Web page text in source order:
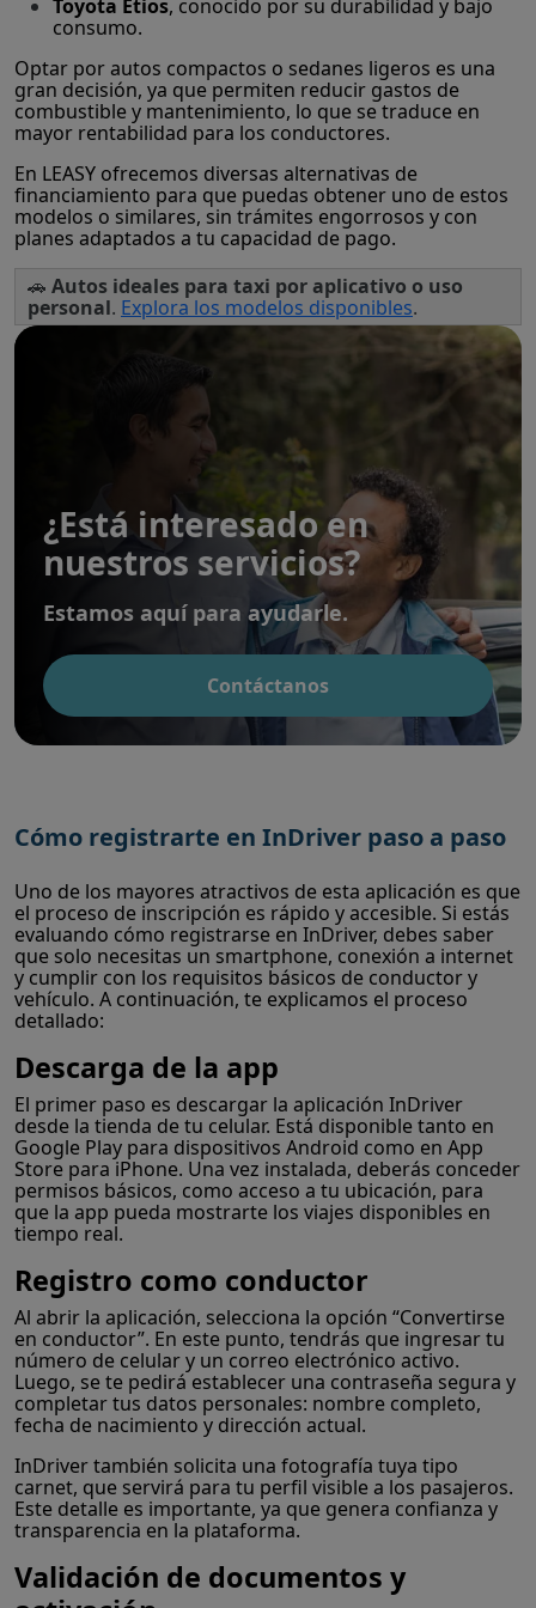
Toyota Etios, conocido por su durabilidad y bajo
consumo.
Optar por autos compactos o sedanes ligeros es una
gran decisión, ya que permiten reducir gastos de
combustible y mantenimiento, lo que se traduce en
mayor rentabilidad para los conductores.
En LEASY ofrecemos diversas alternativas de
financiamiento para que puedas obtener uno de estos
modelos o similares, sin trámites engorrosos y con
planes adaptados a tu capacidad de pago.
🚗 Autos ideales para taxi por aplicativo o uso
personal. Explora los modelos disponibles.
¿Está interesado en
nuestros servicios?
Estamos aquí para ayudarle.
Contáctanos
Cómo registrarte en InDriver paso a paso
Uno de los mayores atractivos de esta aplicación es que
el proceso de inscripción es rápido y accesible. Si estás
evaluando cómo registrarse en InDriver, debes saber
que solo necesitas un smartphone, conexión a internet
y cumplir con los requisitos básicos de conductor y
vehículo. A continuación, te explicamos el proceso
detallado:
Descarga de la app
El primer paso es descargar la aplicación InDriver
desde la tienda de tu celular. Está disponible tanto en
Google Play para dispositivos Android como en App
Store para iPhone. Una vez instalada, deberás conceder
permisos básicos, como acceso a tu ubicación, para
que la app pueda mostrarte los viajes disponibles en
tiempo real.
Registro como conductor
Al abrir la aplicación, selecciona la opción “Convertirse
en conductor”. En este punto, tendrás que ingresar tu
número de celular y un correo electrónico activo.
Luego, se te pedirá establecer una contraseña segura y
completar tus datos personales: nombre completo,
fecha de nacimiento y dirección actual.
InDriver también solicita una fotografía tuya tipo
carnet, que servirá para tu perfil visible a los pasajeros.
Este detalle es importante, ya que genera confianza y
transparencia en la plataforma.
Validación de documentos y